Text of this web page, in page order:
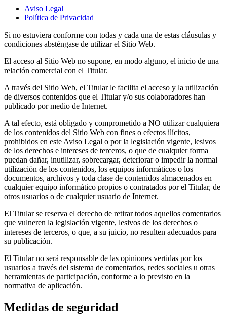
Aviso Legal
Política de Privacidad
Si no estuviera conforme con todas y cada una de estas cláusulas y
condiciones absténgase de utilizar el Sitio Web.
El acceso al Sitio Web no supone, en modo alguno, el inicio de una
relación comercial con el Titular.
A través del Sitio Web, el Titular le facilita el acceso y la utilización
de diversos contenidos que el Titular y/o sus colaboradores han
publicado por medio de Internet.
A tal efecto, está obligado y comprometido a NO utilizar cualquiera
de los contenidos del Sitio Web con fines o efectos ilícitos,
prohibidos en este Aviso Legal o por la legislación vigente, lesivos
de los derechos e intereses de terceros, o que de cualquier forma
puedan dañar, inutilizar, sobrecargar, deteriorar o impedir la normal
utilización de los contenidos, los equipos informáticos o los
documentos, archivos y toda clase de contenidos almacenados en
cualquier equipo informático propios o contratados por el Titular, de
otros usuarios o de cualquier usuario de Internet.
El Titular se reserva el derecho de retirar todos aquellos comentarios
que vulneren la legislación vigente, lesivos de los derechos o
intereses de terceros, o que, a su juicio, no resulten adecuados para
su publicación.
El Titular no será responsable de las opiniones vertidas por los
usuarios a través del sistema de comentarios, redes sociales u otras
herramientas de participación, conforme a lo previsto en la
normativa de aplicación.
Medidas de seguridad